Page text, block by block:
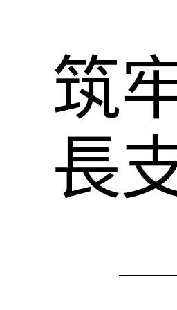
筑
長